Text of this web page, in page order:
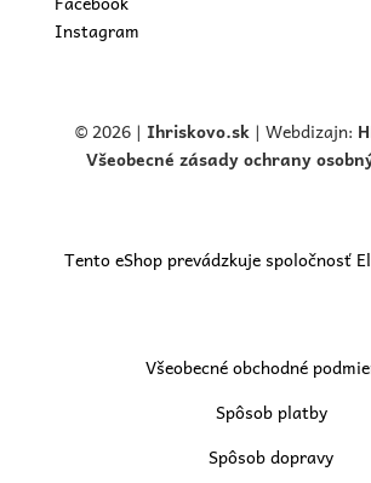
Instagram
© 2026 | Ihriskovo.sk| Webdizajn:
Všeobecné zásady ochrany
Tento eShop prevádzkuje spoločnosť
Všeobecné obchodné
Spôsob platby
Spôsob dopravy